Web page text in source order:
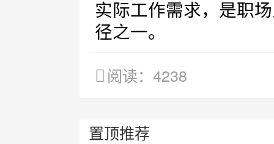
实际工作需求，是职
径之一。
阅读：4238
置顶推荐